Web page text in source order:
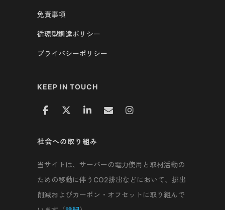
免責事項
循環型調達ポリシー
プライバシーポリシー
KEEP IN TOUCH
社会への取り組み
当サイトは、サーバーの電力使用と取材活動の
ための移動に伴うCO2排出などにおいて、排出
削減およびカーボン・オフセットに取り組んで